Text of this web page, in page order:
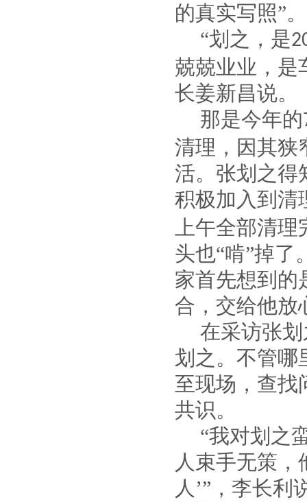
的真实写照”。
“划之，是
兢兢业业，是
长姜新昌说。
那是今年的
清理，因其狭
活。张划之得
积极加入到清
上午全部清
头也“啃”掉了
家首先想到的
合，交给他放
在采访张
划之。不管哪
至现场，查找
共识。
“我对划之
人束手无策，
人’”，李长